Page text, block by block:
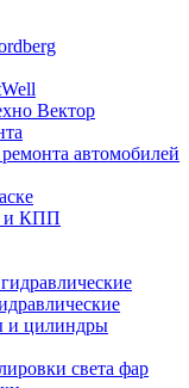
Вектор
автомобилей
и КПП
и цилиндры
света фар